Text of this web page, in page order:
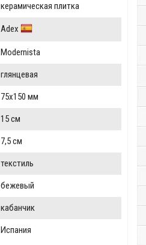
керамическая плитка
Adex
Modernista
глянцевая
75x150 мм
15 см
7,5 см
текстиль
бежевый
кабанчик
Испания